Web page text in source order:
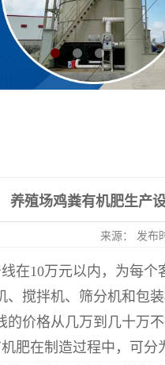
养殖场鸡粪有机肥生产
来源： 发布
在10万元以内，为每
、搅拌机、筛分机和包
价格从几万到几十万不
肥在制造过程中，可